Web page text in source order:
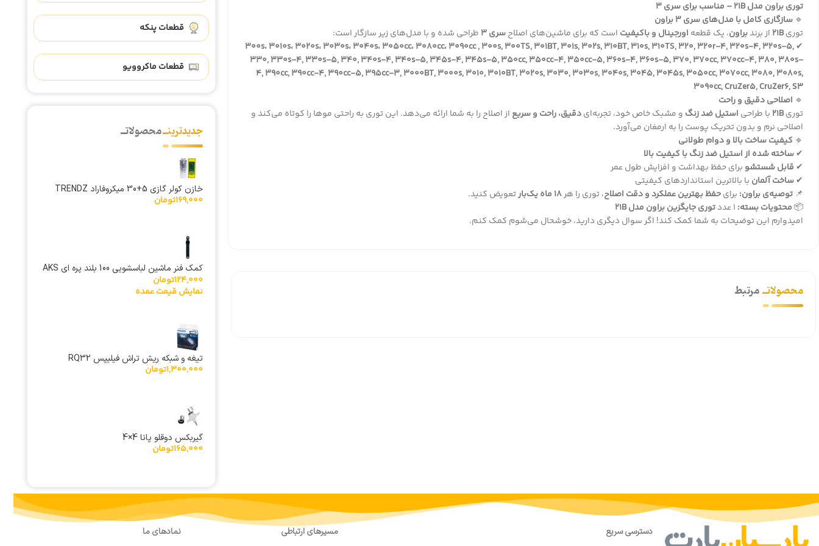
توری براون مدل 21B – مناسب برای سری 3
🔹 سازگاری کامل با مدل‌های سری 3 براون
توری21B از برندبراون، یک قطعه اورجینال و باکیفیت است که برای ماشین‌های اصلاحسری 3
طراحی شده و با مدل‌های زیر سازگار است:
✔300s، 3010s، 3020s، 3030s، 3040s، 3050cc، 3080cc، 3090cc , 300s, 300TS, 301BT, 301s, 302s, 310BT, 310s, 310TS, 320, 320r-4, 320s-4, 320s-5,
330, 330s-4, 330s-5, 340, 340s-4, 340s-5, 345s-4, 345s-5, 350cc, 350cc-4, 350cc-5, 360s-4, 360s-5, 370, 370cc, 370cc-4, 380, 380s-
4, 390cc, 390cc-4, 390cc-5, 395cc-3, 3000BT, 3000s, 3010, 3010BT, 3020s, 3030, 3030s, 3040s, 3045, 3045s, 3050cc, 3070cc, 3080, 3080s,
3090cc, CruZer5, CruZer6, S3
🔹 اصلاحی دقیق و راحت
توری21B با طراحی استیل ضد زنگ و مشبک خاص خود، تجربه‌ایدقیق، راحت و سریع از اصلاح را به شما ارائه می‌دهد. این توری به راحتی موها را کوتاه می‌کند و
اصلاحی نرم و بدون تحریک پوست را به ارمغان می‌آورد.
🔹 کیفیت ساخت بالا و دوام طولانی
✔ساخته شده از استیل ضد زنگ با کیفیت بالا
✔ قابل شستشو برای حفظ بهداشت و افزایش طول عمر
✔ساخت آلمان با بالاترین استانداردهای کیفیتی
📌 توصیه‌ی براون: برایحفظ بهترین عملکرد و دقت اصلاح، توری را هر18 ماه یک‌بار
تعویض کنید.
📦محتویات بسته:
توری جایگزین براون مدل 21B
امیدوارم این توضیحات به شما کمک کند! اگر سوال دیگری دارید، خوشحال می‌شوم کمک کنم.
محصولاتــمرتبط
قطعات پنکه
قطعات ماکروویو
جدیدترینــمحصولاتــ
خازن کولر گازی 5+30 میکروفاراد TRENDZ
169,000تومان
کمک فنر ماشین لباسشویی 100 بلند پره ای AKS
اصلی
124,000تومان
نمایش قیمت عمده
تیغه و شبکه ریش تراش فیلیپس RQ32
1,300,000تومان
گیربکس دوقلو پانا 4×4
165,000تومان
دسترسی سریع مسیرهای ارتباطی نمادهای ما